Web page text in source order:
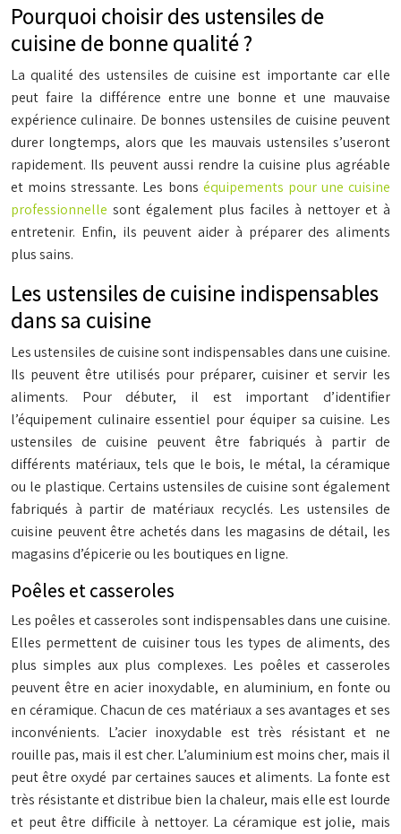
Pourquoi choisir des ustensiles de
cuisine de bonne qualité ?
La qualité des ustensiles de cuisine est importante car elle
peut faire la différence entre une bonne et une mauvaise
expérience culinaire. De bonnes ustensiles de cuisine peuvent
durer longtemps, alors que les mauvais ustensiles s’useront
rapidement. Ils peuvent aussi rendre la cuisine plus agréable
et moins stressante. Les bons équipements pour une cuisine
professionnelle sont également plus faciles à nettoyer et à
entretenir. Enfin, ils peuvent aider à préparer des aliments
plus sains.
Les ustensiles de cuisine indispensables
dans sa cuisine
Les ustensiles de cuisine sont indispensables dans une cuisine.
Ils peuvent être utilisés pour préparer, cuisiner et servir les
aliments. Pour débuter, il est important d’identifier
l’équipement culinaire essentiel pour équiper sa cuisine. Les
ustensiles de cuisine peuvent être fabriqués à partir de
différents matériaux, tels que le bois, le métal, la céramique
ou le plastique. Certains ustensiles de cuisine sont également
fabriqués à partir de matériaux recyclés. Les ustensiles de
cuisine peuvent être achetés dans les magasins de détail, les
magasins d’épicerie ou les boutiques en ligne.
Poêles et casseroles
Les poêles et casseroles sont indispensables dans une cuisine.
Elles permettent de cuisiner tous les types de aliments, des
plus simples aux plus complexes. Les poêles et casseroles
peuvent être en acier inoxydable, en aluminium, en fonte ou
en céramique. Chacun de ces matériaux a ses avantages et ses
inconvénients. L’acier inoxydable est très résistant et ne
rouille pas, mais il est cher. L’aluminium est moins cher, mais il
peut être oxydé par certaines sauces et aliments. La fonte est
très résistante et distribue bien la chaleur, mais elle est lourde
et peut être difficile à nettoyer. La céramique est jolie, mais